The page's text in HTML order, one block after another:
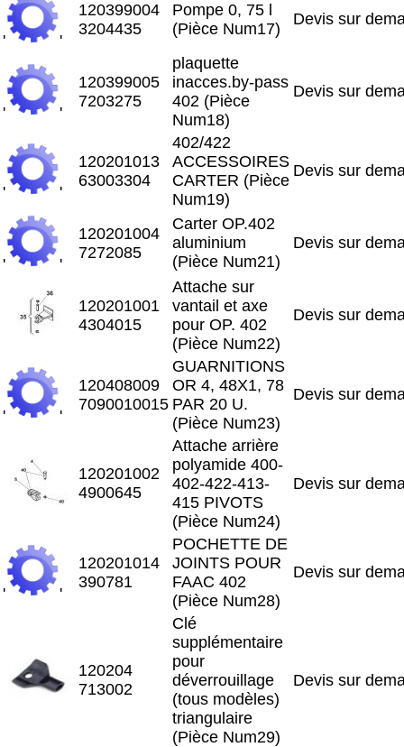
' '
120399004
3204435
Pompe 0, 75 l
(Pièce Num17)
Devis sur
' '
120399005
7203275
plaquette
inacces.by-pass
402 (Pièce
Num18)
Devis sur
' '
120201013
63003304
402/422
ACCESSOIRES
CARTER (Pièce
Num19)
Devis sur
' '
120201004
7272085
Carter OP.402
aluminium
(Pièce Num21)
Devis sur
120201001
4304015
Attache sur
vantail et axe
pour OP. 402
(Pièce Num22)
Devis sur
' '
120408009
7090010015
GUARNITIONS
OR 4, 48X1, 78
PAR 20 U.
(Pièce Num23)
Devis sur
120201002
4900645
Attache arrière
polyamide 400-
402-422-413-
415 PIVOTS
(Pièce Num24)
Devis sur
' '
120201014
390781
POCHETTE DE
JOINTS POUR
FAAC 402
(Pièce Num28)
Devis sur
120204
713002
Clé
supplémentaire
pour
déverrouillage
(tous modèles)
triangulaire
(Pièce Num29)
Devis sur